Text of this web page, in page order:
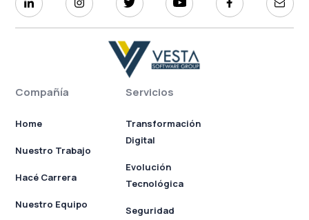
Compañía
Home
Nuestro Trabajo
Hacé Carrera
Nuestro Equipo
Servicios
Transformación
Digital
Evolución
Tecnológica
Seguridad